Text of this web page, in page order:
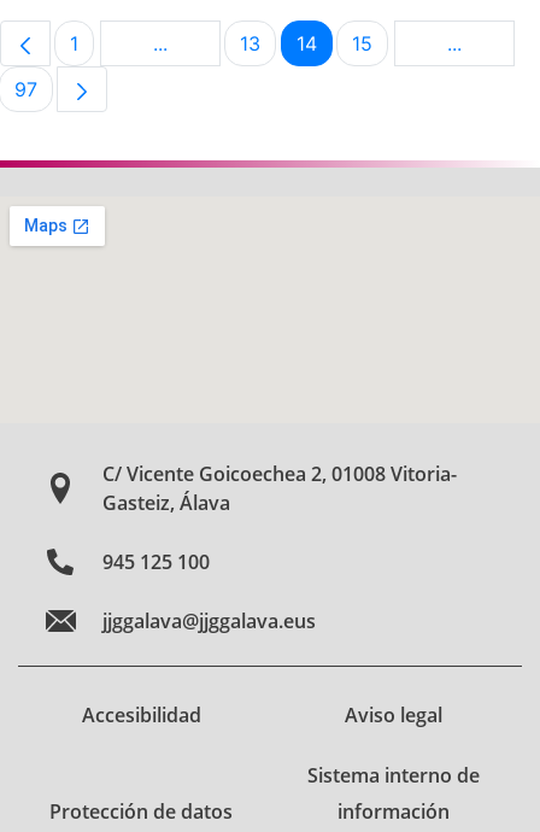
Página
1 ...Páginas intermedias Use TAB para
Página
13 Página
14 Página
15 ...Páginas
Página
97
C/ Vicente Goicoechea 2, 01008 Vitoria-
Gasteiz, Álava
945 125 100
jjggalava@jjggalava.eus
Accesibilidad Aviso legal
Protección de datos
Sistema interno de
información